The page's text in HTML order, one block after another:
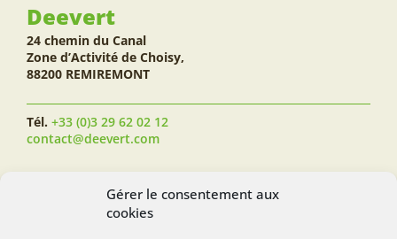
Gérer le consentement aux
cookies
Deevert
24 chemin du Canal
Zone d’Activité de Choisy,
88200 REMIREMONT
Tél. +33 (0)3 29 62 02 12
contact@deevert.com
SUIVEZ-NOUS...